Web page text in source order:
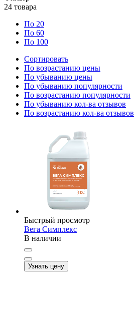
24 товара
По 20
По 60
По 100
Сортировать
По возрастанию цены
По убыванию цены
По убыванию популярности
По возрастанию популярности
По убыванию кол-ва отзывов
По возрастанию кол-ва отзывов
Быстрый просмотр
Вега Симплекс
В наличии
Узнать цену